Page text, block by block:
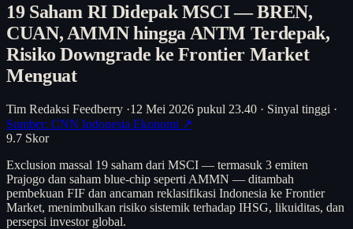
19 Saham RI Didepak MSCI — BREN,
CUAN, AMMN hingga ANTM Terdepak,
Risiko Downgrade ke Frontier Market
Menguat
Tim Redaksi Feedberry ·12 Mei 2026 pukul 23.40 · Sinyal tinggi ·
Sumber: CNN Indonesia Ekonomi ↗
9.7 Skor
Exclusion massal 19 saham dari MSCI — termasuk 3 emiten
Prajogo dan saham blue-chip seperti AMMN — ditambah
pembekuan FIF dan ancaman reklasifikasi Indonesia ke Frontier
Market, menimbulkan risiko sistemik terhadap IHSG, likuiditas, dan
persepsi investor global.